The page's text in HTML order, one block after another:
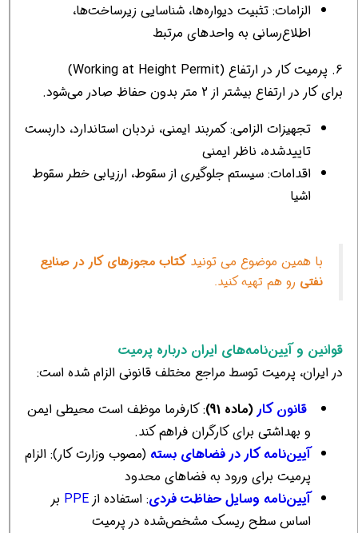
الزامات: تثبیت دیواره‌ها، شناسایی زیرساخت‌ها،
اطلاع‌رسانی به واحدهای مرتبط
6. پرمیت کار در ارتفاع (Working at Height Permit)
برای کار در ارتفاع بیشتر از 2 متر بدون حفاظ صادر می‌شود.
تجهیزات الزامی: کمربند ایمنی، نردبان استاندارد، داربست
تاییدشده، ناظر ایمنی
اقدامات: سیستم جلوگیری از سقوط، ارزیابی خطر سقوط
اشیا
با همین موضوع می تونیدکتاب مجوزهای کار در صنایع
نفتی رو هم تهیه کنید.
قوانین و آیین‌نامه‌های ایران درباره پرمیت
در ایران، پرمیت توسط مراجع مختلف قانونی الزام شده است:
قانون کار(ماده 91)
: کارفرما موظف است محیطی ایمن
و بهداشتی برای کارگران فراهم کند.
آیین‌نامه کار در فضاهای بسته(مصوب وزارت کار): الزام
پرمیت برای ورود به فضاهای محدود
آیین‌نامه وسایل حفاظت فردی: استفاده از PPE بر
اساس سطح ریسک مشخص‌شده در پرمیت